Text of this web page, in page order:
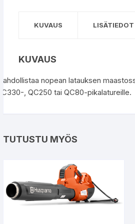
KUVAUS LISÄTIEDOT
KUVAUS
Mahdollistaa nopean latauksen
QC330-, QC250 tai QC80-pikalatureille.
TUTUSTU MYÖS